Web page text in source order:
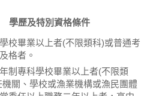
學歷及特別資格條件
校畢業以上者(不限類科)或普通考
格者。
制專科學校畢業以上者(不限類
關、學校或漁業機構或漁民團體